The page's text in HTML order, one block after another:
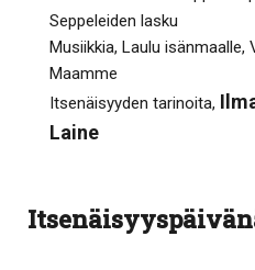
Seppeleiden lasku
Musiikkia, Laulu isänmaalle,
Maamme
Itsenäisyyden tarinoita,
Laine